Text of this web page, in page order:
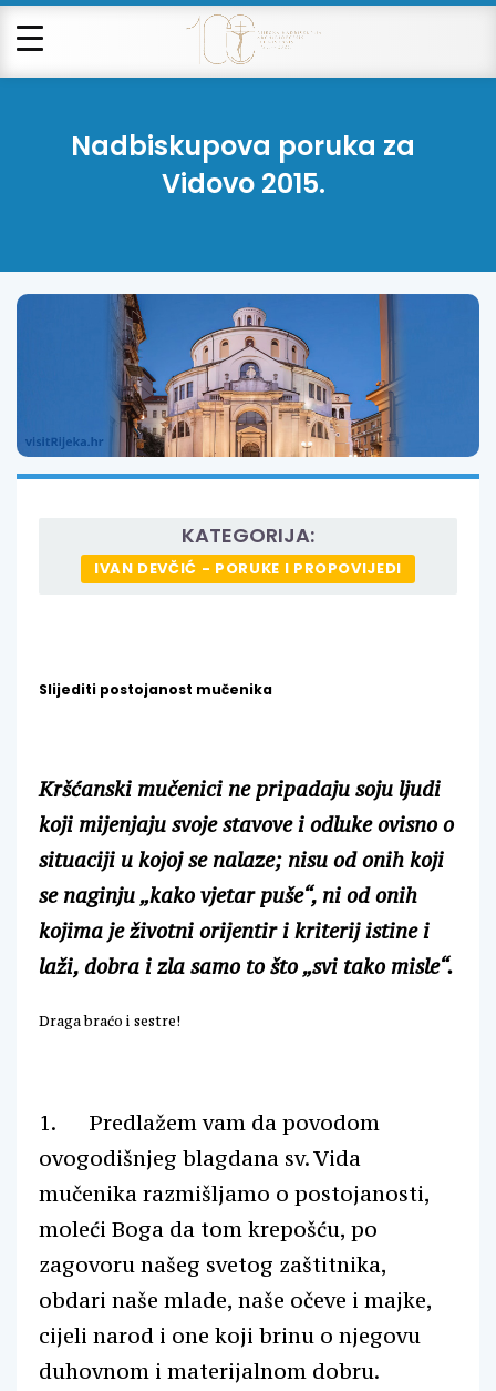
Nadbiskupova poruka za
Vidovo 2015.
KATEGORIJA:
IVAN DEVČIĆ - PORUKE I PROPOVIJEDI
Slijediti postojanost mučenika
Kršćanski mučenici ne pripadaju soju ljudi
koji mijenjaju svoje stavove i odluke ovisno o
situaciji u kojoj se nalaze; nisu od onih koji
se naginju „kako vjetar puše“, ni od onih
kojima je životni orijentir i kriterij istine i
laži, dobra i zla samo to što „svi tako misle“.
Draga braćo i sestre!
1. Predlažem vam da povodom
ovogodišnjeg blagdana sv. Vida
mučenika razmišljamo o postojanosti,
moleći Boga da tom krepošću, po
zagovoru našeg svetog zaštitnika,
obdari naše mlade, naše očeve i majke,
cijeli narod i one koji brinu o njegovu
duhovnom i materijalnom dobru.